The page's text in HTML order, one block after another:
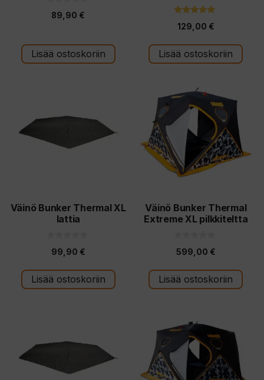
ä
89,90 €
Lisää ostoskoriin
5:stä
129,00 €
Lisää ostoskoriin
Väinö Bunker Thermal XL
lattia
s
t
ä
99,90 €
Lisää ostoskoriin
Väinö Bunker Thermal
Extreme XL pilkkiteltta
5
s
t
ä
599,00 €
Lisää ostoskoriin